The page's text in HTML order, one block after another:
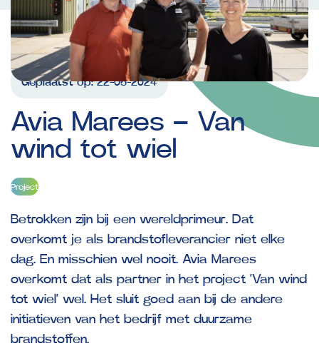
Geplaatst op:22-05-2024
Avia Marees – Van
wind tot wiel
Project
Betrokken zijn bij een wereldprimeur. Dat
overkomt je als brandstofleverancier niet elke
dag. En misschien wel nooit. Avia Marees
overkomt dat als partner in het project ‘Van wind
tot wiel’ wel. Het sluit goed aan bij de andere
initiatieven van het bedrijf met duurzame
brandstoffen.